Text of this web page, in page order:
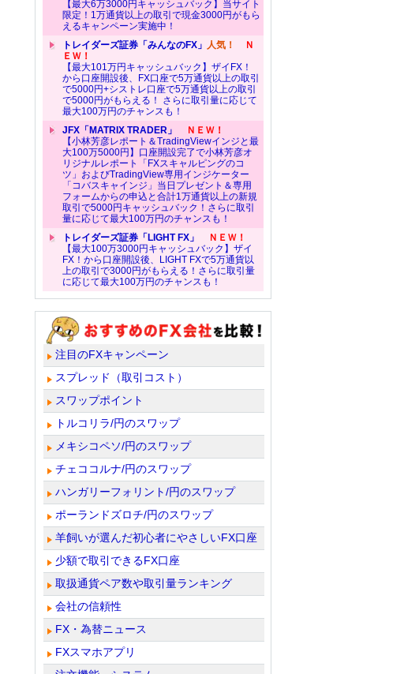
【最大6万3000円キャッシュバック】当サイト
限定！1万通貨以上の取引で現金3000円がもら
えるキャンペーン実施中！
トレイダーズ証券「みんなのFX」 人気！
Ｎ
ＥＷ！
【最大101万円キャッシュバック】ザイFX！
から口座開設後、FX口座で5万通貨以上の取引
で5000円+シストレ口座で5万通貨以上の取引
で5000円がもらえる！ さらに取引量に応じて
最大100万円のチャンスも！
JFX「MATRIX TRADER」
ＮＥＷ！
【小林芳彦レポート＆TradingViewインジと最
大100万5000円】口座開設完了で小林芳彦オ
リジナルレポート「FXスキャルピングのコ
ツ」およびTradingView専用インジケーター
「コバスキャインジ」当日プレゼント＆専用
フォームからの申込と合計1万通貨以上の新規
取引で5000円キャッシュバック！さらに取引
量に応じて最大100万円のチャンスも！
トレイダーズ証券「LIGHT FX」
ＮＥＷ！
【最大100万3000円キャッシュバック】ザイ
FX！から口座開設後、LIGHT FXで5万通貨以
上の取引で3000円がもらえる！さらに取引量
に応じて最大100万円のチャンスも！
注目のFXキャンペーン
スプレッド（取引コスト）
スワップポイント
トルコリラ/円のスワップ
メキシコペソ/円のスワップ
チェココルナ/円のスワップ
ハンガリーフォリント/円のスワップ
ポーランドズロチ/円のスワップ
羊飼いが選んだ初心者にやさしいFX口座
少額で取引できるFX口座
取扱通貨ペア数や取引量ランキング
会社の信頼性
FX・為替ニュース
FXスマホアプリ